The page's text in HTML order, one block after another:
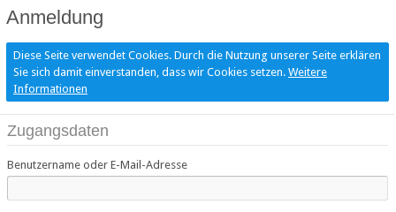
Anmeldung
Diese Seite verwendet Cookies. Durch die Nutzung unserer Seite erklären
Sie sich damit einverstanden, dass wir Cookies setzen. Weitere
Informationen
Zugangsdaten
Benutzername oder E-Mail-Adresse